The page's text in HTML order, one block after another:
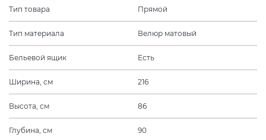
Тип товара Прямой
Тип материала Велюр матовый
Бельевой ящик Есть
Ширина, см 216
Высота, см 86
Глубина, см 90